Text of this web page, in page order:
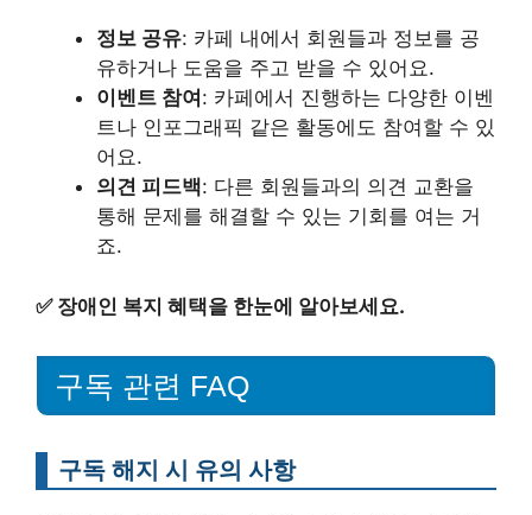
정보 공유: 카페 내에서 회원들과 정보를 공
유하거나 도움을 주고 받을 수 있어요.
이벤트 참여 : 카페에서 진행하는 다양한 이벤
트나 인포그래픽 같은 활동에도 참여할 수 있
어요.
의견 피드백: 다른 회원들과의 의견 교환을
통해 문제를 해결할 수 있는 기회를 여는 거
죠.
✅ 장애인 복지 혜택을 한눈에 알아보세요.
구독 관련 FAQ
구독 해지 시 유의 사항